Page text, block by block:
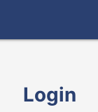
Login